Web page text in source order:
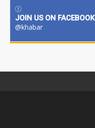
JOIN US ON FACEBOOK
@khabar